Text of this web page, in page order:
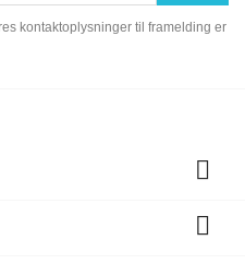
kontaktoplysninger til framelding er

